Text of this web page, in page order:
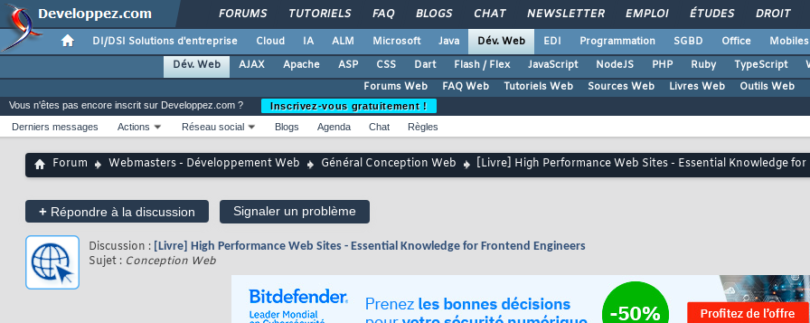
FORUMS TUTORIELS FAQ BLOGS CHAT NEWSLETTER EMPLOI ÉTUDES DROIT
DI/DSI Solutions d'entreprise Cloud IA ALM Microsoft Java Dév. Web EDI Programmation SGBD Office
Mobiles
Dév. Web
AJAX Apache ASP CSS Dart Flash / Flex JavaScript NodeJS PHP Ruby TypeScript
Forums Web
FAQ Web Tutoriels Web Sources Web Livres Web Outils Web
Vous n'êtes pas encore inscrit sur Developpez.com ?
Inscrivez-vous gratuitement !
Derniers messages
Actions Réseau social Blogs Agenda Chat Règles
Forum Webmasters - Développement Web Général Conception Web [Livre] High Performance Web Sites - Essential Knowledge
+ Répondre à la discussion Signaler un problème
Discussion : [Livre] High Performance Web Sites - Essential Knowledge for Frontend Engineers
Sujet : Conception Web